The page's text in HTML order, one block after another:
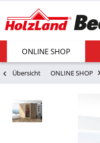
ONLINE SHOP
Übersicht ONLINE SHOP